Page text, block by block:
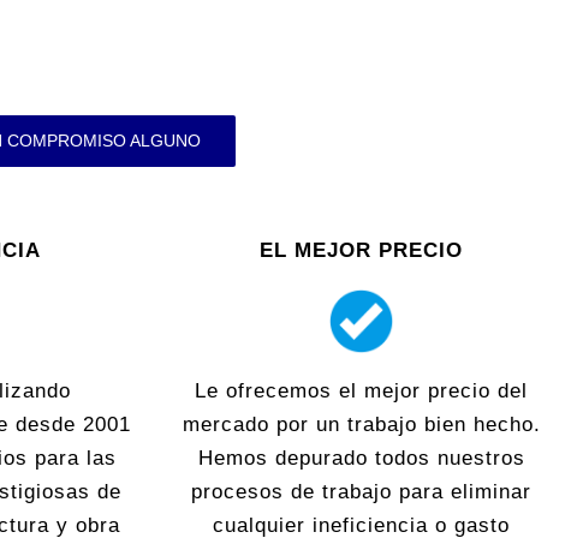
COMPROMISO ALGUNO
desde 2001
para las
de
y obra
EL MEJOR PRECIO
Le ofrecemos el mejor precio del
mercado por un trabajo bien hecho.
Hemos depurado todos nuestros
procesos de trabajo para eliminar
cualquier ineficiencia o gasto